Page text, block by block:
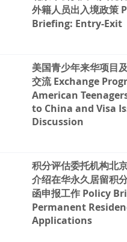
外籍人员出入境政策
Briefing: Entry-Exit
美国青少年来华项目
交流 Exchange
American
to China and Visa
Discussion
积分评估委托机构北
介绍在华永久居留积
函申报工作 Policy
Permanent
Applications